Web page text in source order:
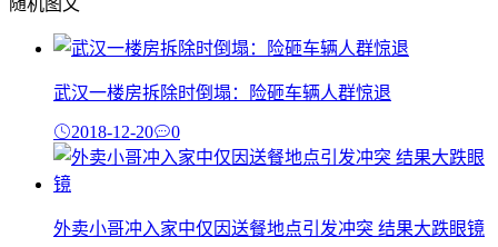
武汉一楼房拆除时倒塌：险砸车辆人群惊退
2018-12-20 0
外卖小哥冲入家中仅因送餐地点引发冲突 结果大跌眼镜